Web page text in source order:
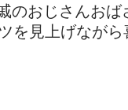
のおじさんお
を見上げなが